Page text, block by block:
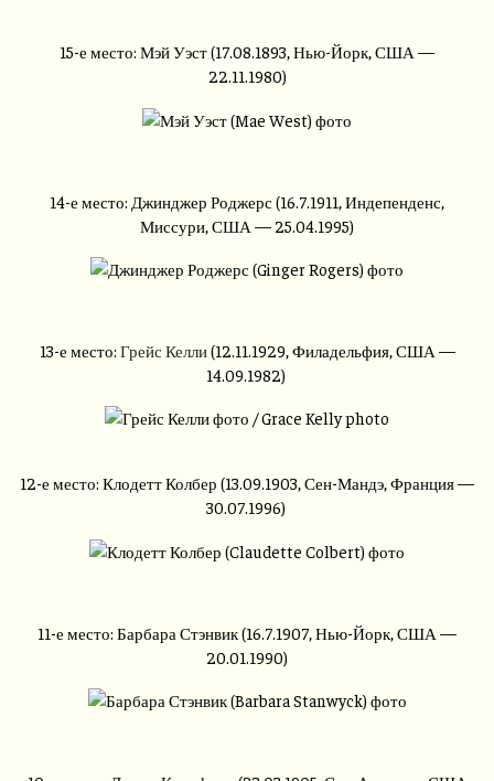
15-е место: Мэй Уэст (17.08.1893, Нью-Йорк, США —
22.11.1980)
14-е место: Джинджер Роджерс (16.7.1911, Индепенденс,
Миссури, США — 25.04.1995)
13-е место: Грейс Келли(12.11.1929, Филадельфия, США —
14.09.1982)
12-е место: Клодетт Колбер (13.09.1903, Сен-Мандэ, Франция —
30.07.1996)
11-е место: Барбара Стэнвик (16.7.1907, Нью-Йорк, США —
20.01.1990)